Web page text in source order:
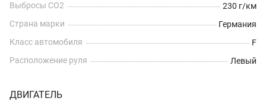
Выбросы CO2
230 г/км
Страна марки
Германия
Класс автомобиля
F
Расположение руля
Левый
ДВИГАТЕЛЬ